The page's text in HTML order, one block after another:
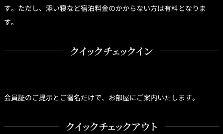
す。ただし、添い寝など宿泊料金のかからない方は有料となりま
す。
クイックチェックイン
会員証のご提示とご署名だけで、お部屋にご案内いたします。
クイックチェックアウト